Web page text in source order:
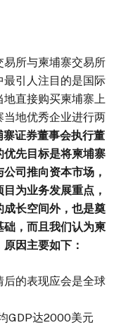
所与柬埔寨交易所
引人注目的是国际
直接购买柬埔寨上
地优秀企业进行两
寨证券董事会执行董
先目标是将柬埔寨
司推向资本市场，
为业务发展重点，
长空间外，也是奠
，而且我们认为柬
因主要如下：
的表现应会是全球
GDP达2000美元